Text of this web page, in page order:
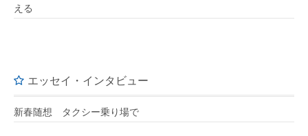
える
エッセイ・インタビュー
新春随想 タクシー乗り場で